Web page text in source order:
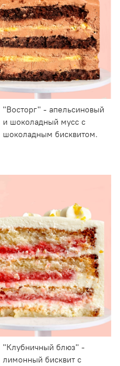
"Восторг" - апельсиновый
и шоколадный мусс с
шоколадным бисквитом.
"Клубничный блюз" -
лимонный бисквит с